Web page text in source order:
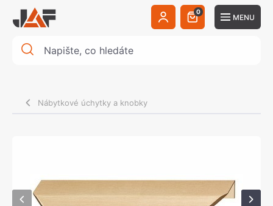
0
MENU
Nábytkové úchytky a knobky